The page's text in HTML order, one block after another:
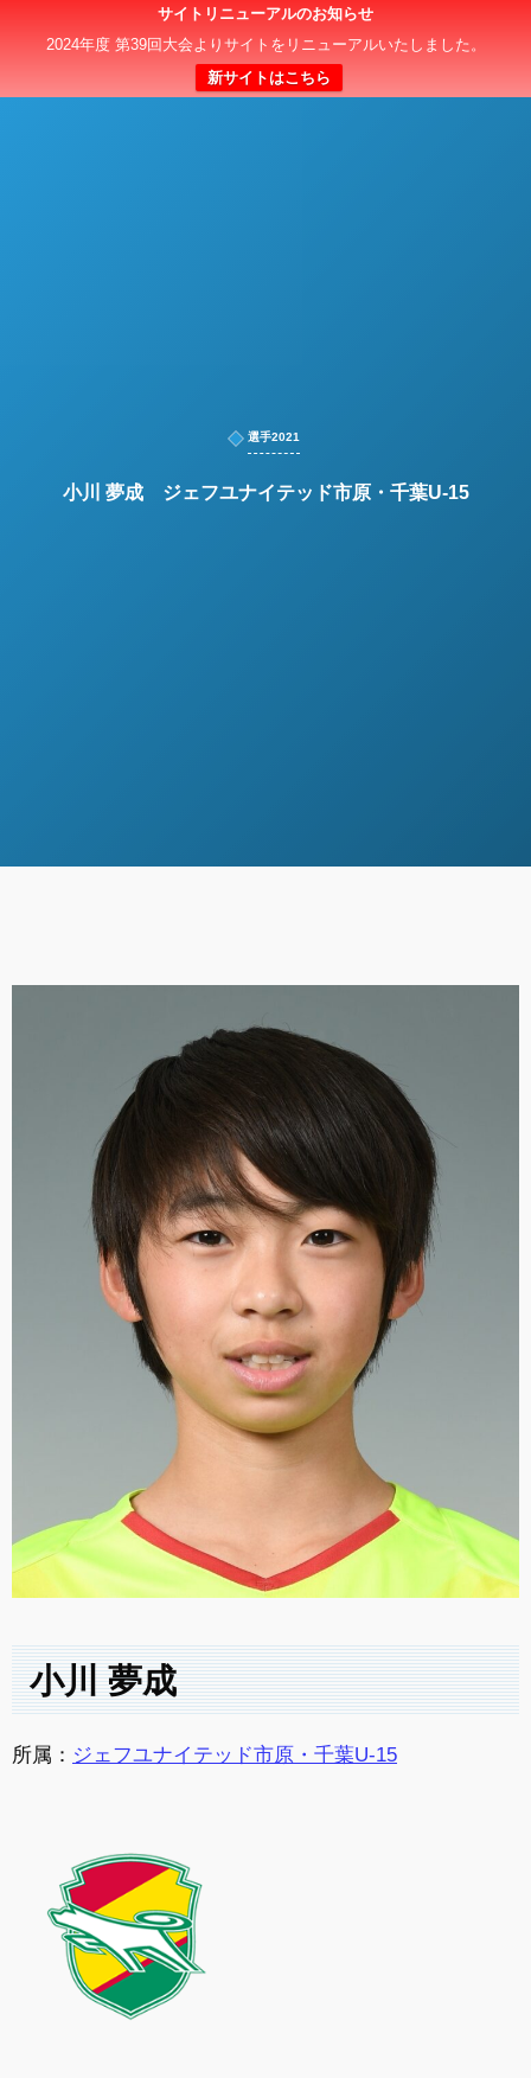
サイトリニューアルのお知らせ
2024年度 第39回大会よりサイトをリニューアルいたしました。
新サイトはこちら
日本クラブユースサッカー選手権（U-15）大会
選手2021
小川 夢成 ジェフユナイテッド市原・千葉U-15
小川 夢成
所属： ジェフユナイテッド市原・千葉U-15